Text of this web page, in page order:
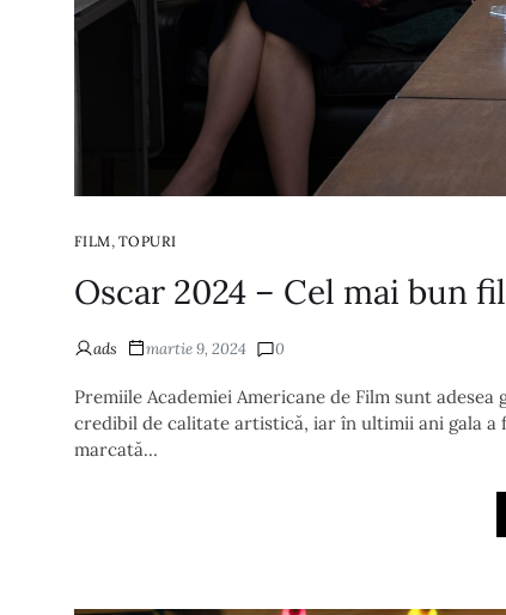
FILM , TOPURI
Oscar 2024 – Cel mai bun
ads martie 9, 2024 0
Premiile Academiei Americane de Film sunt
credibil de calitate artistică, iar în ultimii ani gala
marcată…